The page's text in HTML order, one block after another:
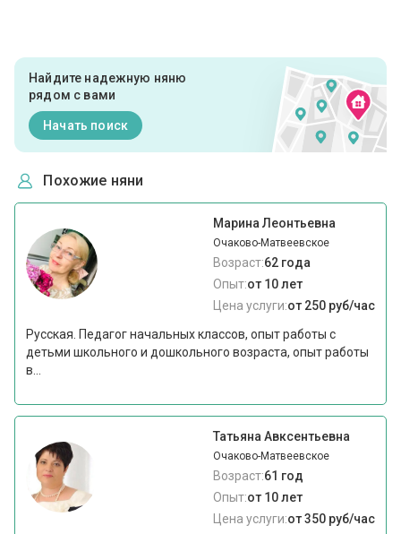
Найдите надежную няню
рядом с вами
Начать поиск
Похожие няни
Марина Леонтьевна
Очаково-Матвеевское
Возраст:62 года
Опыт:от 10 лет
Цена услуги:от 250 руб/час
Русская. Педагог начальных классов, опыт работы с
детьми школьного и дошкольного возраста, опыт работы
в...
Татьяна Авксентьевна
Очаково-Матвеевское
Возраст:61 год
Опыт:от 10 лет
Цена услуги:от 350 руб/час